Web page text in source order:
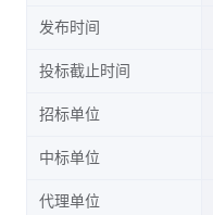
发布时间
投标截止时间
招标单位
中标单位
代理单位